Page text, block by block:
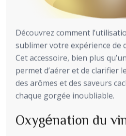
Découvrez comment
sublimer votre expérience de
Cet accessoire, bien plus
permet d’aérer et de clarifier
des arômes et des saveurs
chaque gorgée inoubliable.
Oxygénation du